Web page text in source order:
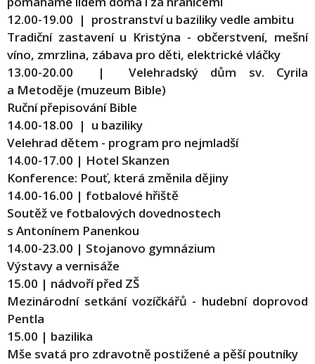
12.00-19.00 | prostranství u baziliky vedle ambitu
Tradiční zastavení u Kristýna - občerstvení, mešní
víno, zmrzlina, zábava pro děti, elektrické vláčky
13.00-20.00 | Velehradský dům sv. Cyrila
a Metoděje (muzeum Bible)
Ruční přepisování Bible
14.00-18.00 | u baziliky
Velehrad dětem - program pro nejmladší
14.00-17.00 | Hotel Skanzen
Konference: Pouť, která změnila dějiny
14.00-16.00 | fotbalové hřiště
Soutěž ve fotbalových dovednostech
s Antonínem Panenkou
14.00-23.00 | Stojanovo gymnázium
Výstavy a vernisáže
15.00 | nádvoří před ZŠ
Mezinárodní setkání vozíčkářů - hudební doprovod
Pentla
15.00 | bazilika
Mše svatá pro zdravotně postižené a pěší poutníky